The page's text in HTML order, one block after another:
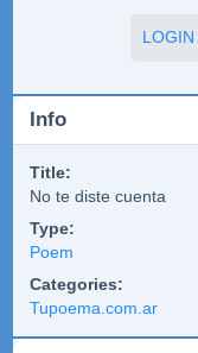
LOGIN
Info
Title:
No te diste cuenta
Type:
Poem
Categories:
Tupoema.com.ar